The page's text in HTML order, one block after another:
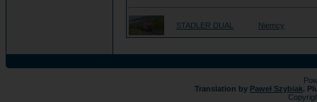
STADLER DUAL Niemcy
Translation by Paweł Szybiak.